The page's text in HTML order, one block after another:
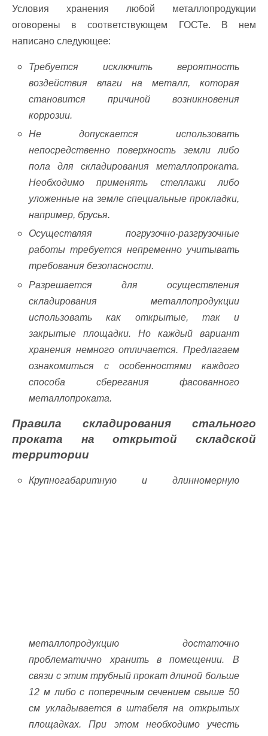
Условия хранения любой металлопродукции
оговорены в соответствующем ГОСТе. В нем
написано следующее:
Требуется исключить вероятность
воздействия влаги на металл, которая
становится причиной возникновения
коррозии.
Не допускается использовать
непосредственно поверхность земли либо
пола для складирования металлопроката.
Необходимо применять стеллажи либо
уложенные на земле специальные прокладки,
например, брусья.
Осуществляя погрузочно-разгрузочные
работы требуется непременно учитывать
требования безопасности.
Разрешается для осуществления
складирования металлопродукции
использовать как открытые, так и
закрытые площадки. Но каждый вариант
хранения немного отличается. Предлагаем
ознакомиться с особенностями каждого
способа сберегания фасованного
металлопроката.
Правила складирования стального
проката на открытой складской
территории
Крупногабаритную и длинномерную
металлопродукцию достаточно
проблематично хранить в помещении. В
связи с этим трубный прокат длиной больше
12 м либо с поперечным сечением свыше 50
см укладывается в штабеля на открытых
площадках. При этом необходимо учесть